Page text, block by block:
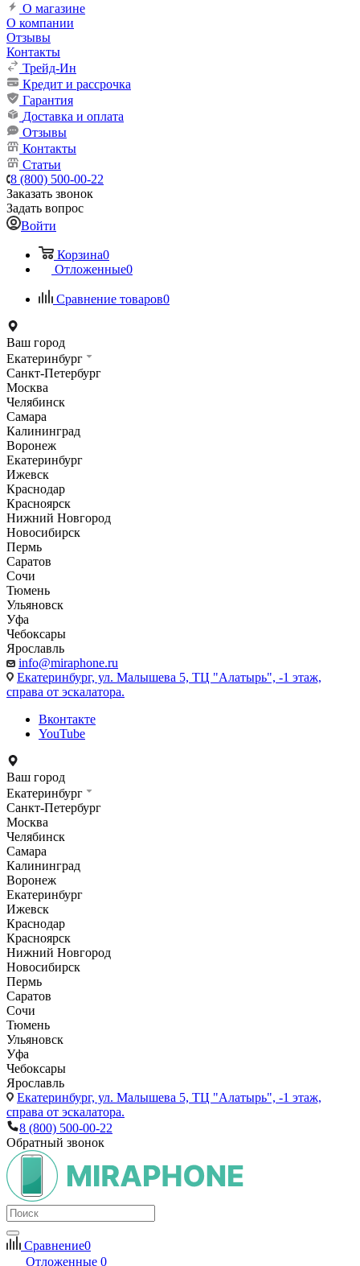
О магазине
О компании
Отзывы
Контакты
Трейд-Ин
Кредит и рассрочка
Гарантия
Доставка и оплата
Отзывы
Контакты
Статьи
8 (800) 500-00-22
Заказать звонок
Задать вопрос
Войти
Корзина0
Отложенные0
Сравнение товаров0
Ваш город
Екатеринбург
Санкт-Петербург
Москва
Челябинск
Самара
Калининград
Воронеж
Екатеринбург
Ижевск
Краснодар
Красноярск
Нижний Новгород
Новосибирск
Пермь
Саратов
Сочи
Тюмень
Ульяновск
Уфа
Чебоксары
Ярославль
info@miraphone.ru
Екатеринбург, ул. Малышева 5, ТЦ "Алатырь", -1 этаж,
справа от эскалатора.
Вконтакте
YouTube
Ваш город
Екатеринбург
Санкт-Петербург
Москва
Челябинск
Самара
Калининград
Воронеж
Екатеринбург
Ижевск
Краснодар
Красноярск
Нижний Новгород
Новосибирск
Пермь
Саратов
Сочи
Тюмень
Ульяновск
Уфа
Чебоксары
Ярославль
Екатеринбург, ул. Малышева 5, ТЦ "Алатырь", -1 этаж,
справа от эскалатора.
8 (800) 500-00-22
Обратный звонок
Сравнение0
Отложенные 0